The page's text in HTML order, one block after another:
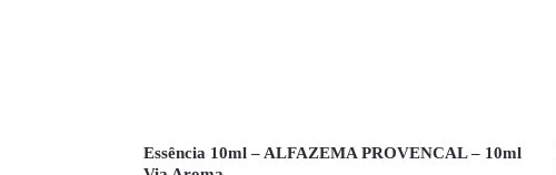
Essência 10ml – ALFAZEMA PROVENCAL – 10ml